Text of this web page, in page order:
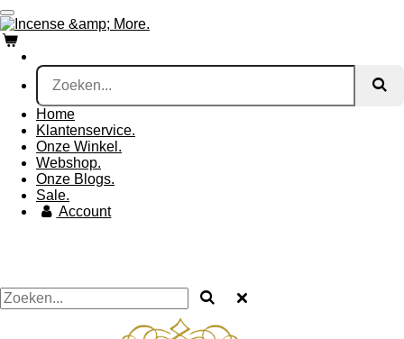
Ga
direct
naar
de
hoofdinhoud
Home
Klantenservice.
Onze Winkel.
Webshop.
Onze Blogs.
Sale.
Account